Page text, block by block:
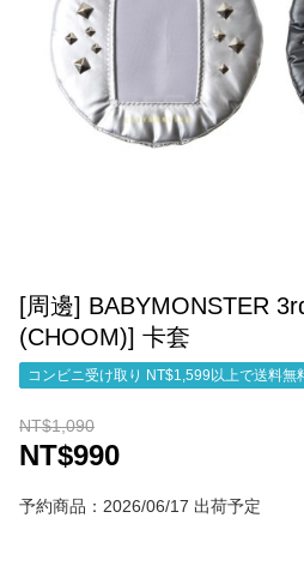
[周邊] BABYMONSTER
(CHOOM)] 卡套
コンビニ受け取り NT$1,599以上で送料無
NT$1,090
NT$990
予約商品：2026/06/17 出荷予定